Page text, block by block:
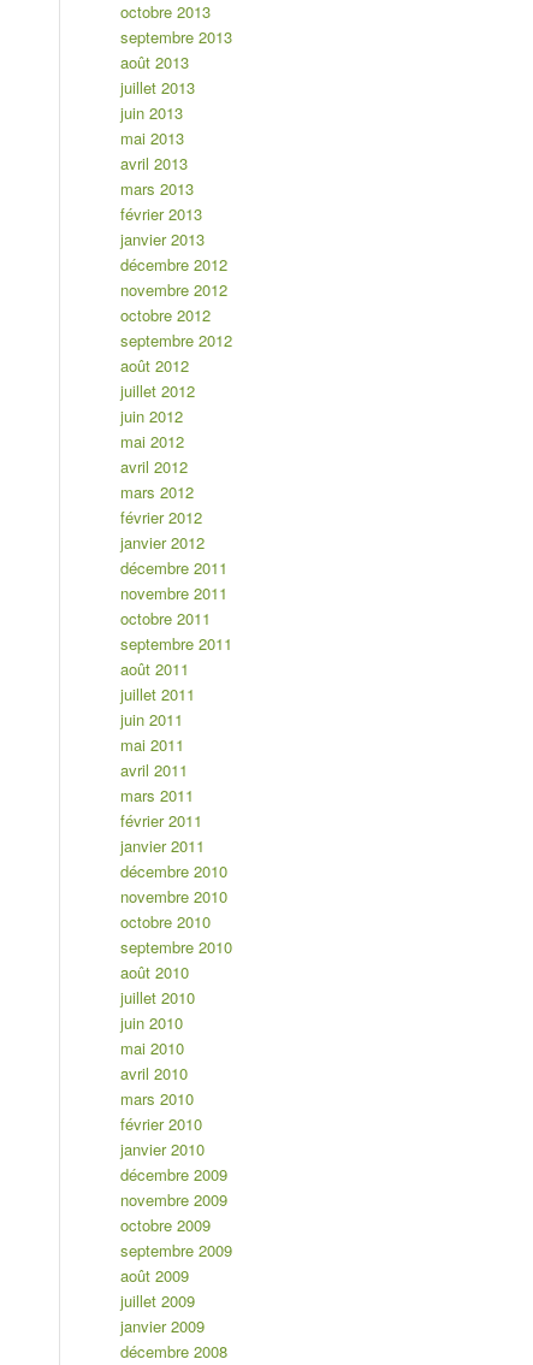
octobre 2013
septembre 2013
août 2013
juillet 2013
juin 2013
mai 2013
avril 2013
mars 2013
février 2013
janvier 2013
décembre 2012
novembre 2012
octobre 2012
septembre 2012
août 2012
juillet 2012
juin 2012
mai 2012
avril 2012
mars 2012
février 2012
janvier 2012
décembre 2011
novembre 2011
octobre 2011
septembre 2011
août 2011
juillet 2011
juin 2011
mai 2011
avril 2011
mars 2011
février 2011
janvier 2011
décembre 2010
novembre 2010
octobre 2010
septembre 2010
août 2010
juillet 2010
juin 2010
mai 2010
avril 2010
mars 2010
février 2010
janvier 2010
décembre 2009
novembre 2009
octobre 2009
septembre 2009
août 2009
juillet 2009
janvier 2009
décembre 2008